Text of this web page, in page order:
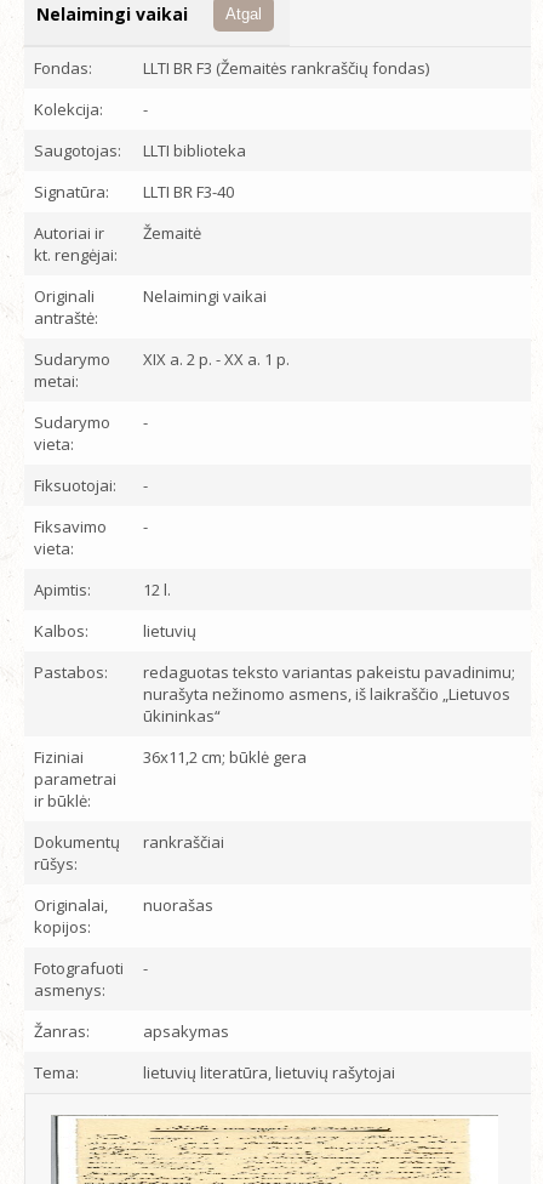
Nelaimingi vaikai Atgal
Fondas:
LLTI BR F3 (Žemaitės rankraščių fondas)
Kolekcija:
-
Saugotojas:
LLTI biblioteka
Signatūra:
LLTI BR F3-40
Autoriai ir
kt. rengėjai:
Žemaitė
Originali
antraštė:
Nelaimingi vaikai
Sudarymo
metai:
XIX a. 2 p. - XX a. 1 p.
Sudarymo
vieta:
-
Fiksuotojai:
-
Fiksavimo
vieta:
-
Apimtis:
12 l.
Kalbos:
lietuvių
Pastabos:
redaguotas teksto variantas pakeistu pavadinimu;
nurašyta nežinomo asmens, iš laikraščio „Lietuvos
ūkininkas“
Fiziniai
parametrai
ir būklė:
36x11,2 cm; būklė gera
Dokumentų
rūšys:
rankraščiai
Originalai,
kopijos:
nuorašas
Fotografuoti
asmenys:
-
Žanras:
apsakymas
Tema:
lietuvių literatūra, lietuvių rašytojai